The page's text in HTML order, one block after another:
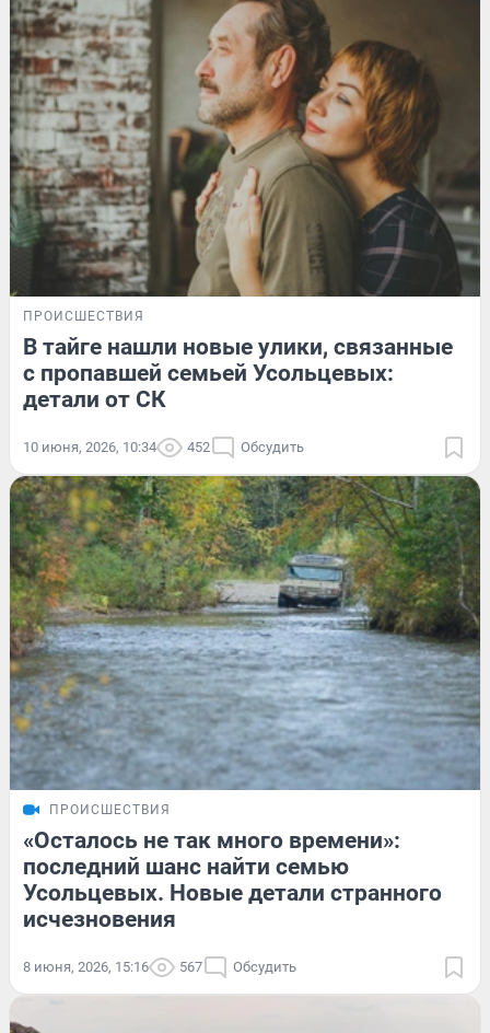
ПРОИСШЕСТВИЯ
В тайге нашли новые улики, связанные
с пропавшей семьей Усольцевых:
детали от СК
10 июня, 2026, 10:34 452 Обсудить
ПРОИСШЕСТВИЯ
«Осталось не так много времени»:
последний шанс найти семью
Усольцевых. Новые детали странного
исчезновения
8 июня, 2026, 15:16 567 Обсудить